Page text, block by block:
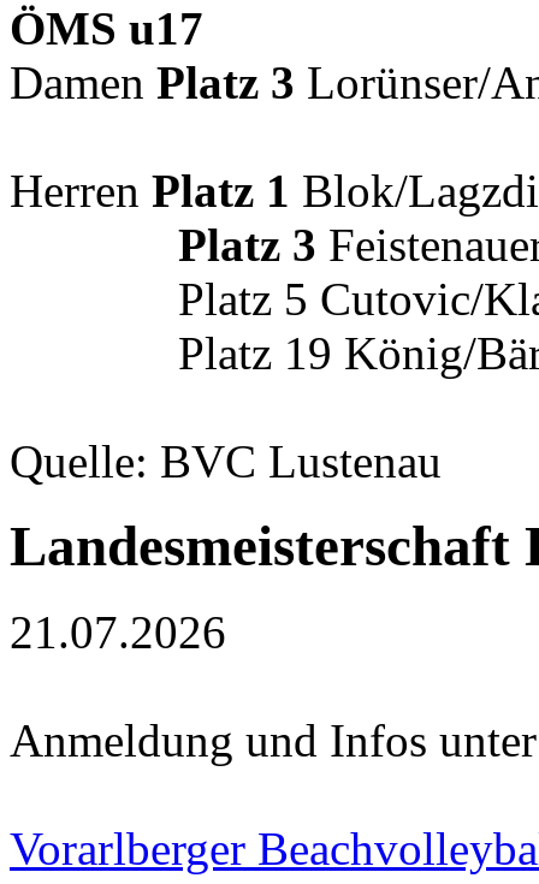
ÖMS u17
Damen Platz 3 Lorünser/
Herren Platz 1 Blok/
Platz 3
Platz 5 Cutovic/
Platz 19 König/
Quelle: BVC Lustenau
Landesmeisterschaft
21.07.2026
Anmeldung und Infos
Vorarlberger